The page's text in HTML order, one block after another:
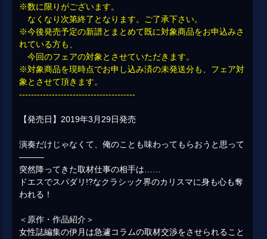
※数に限りがございます。
なくなり次第終了となります。ご了承下さい。
※今後発売予定の新譜とまとめて既に対象商品をお申込みさ
れている方も、
今回のフェアの対象とさせていただきます。
※対象商品を現時点でお申し込み済の未発送分も、フェア対
象とさせて頂きます。
---------------------------------------
【発売日】2019年3月29日発売
演奏だけじゃなくて、俺のことも味わってもらおうと思って
―――
突然降ってきた取材仕事の相手は……
ドエスでスパダリ!?なクラシック界のカリスマに身も心も奪
われる！
＜原作・作品紹介＞
女性誌編集の伊月は急遽コラムの取材交渉をさせられること